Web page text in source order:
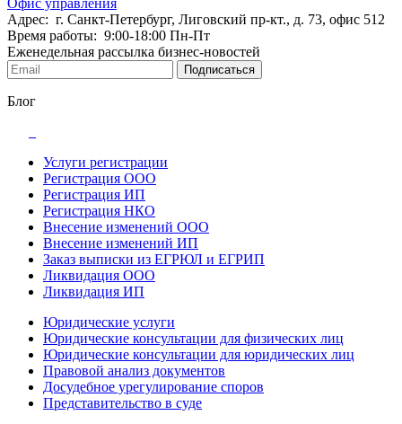
Адрес: г. Санкт-Петербург, Лиговский пр-кт., д. 73, офис 512
Время работы: 9:00-18:00 Пн-Пт
Еженедельная рассылка бизнес-новостей
Подписаться
Блог
Услуги регистрации
Регистрация ООО
Регистрация ИП
Регистрация НКО
Внесение изменений ООО
Внесение изменений ИП
Заказ выписки из ЕГРЮЛ и ЕГРИП
Ликвидация ООО
Ликвидация ИП
Юридические услуги
Юридические консультации для физических лиц
Юридические консультации для юридических лиц
Правовой анализ документов
Досудебное урегулирование споров
Представительство в суде